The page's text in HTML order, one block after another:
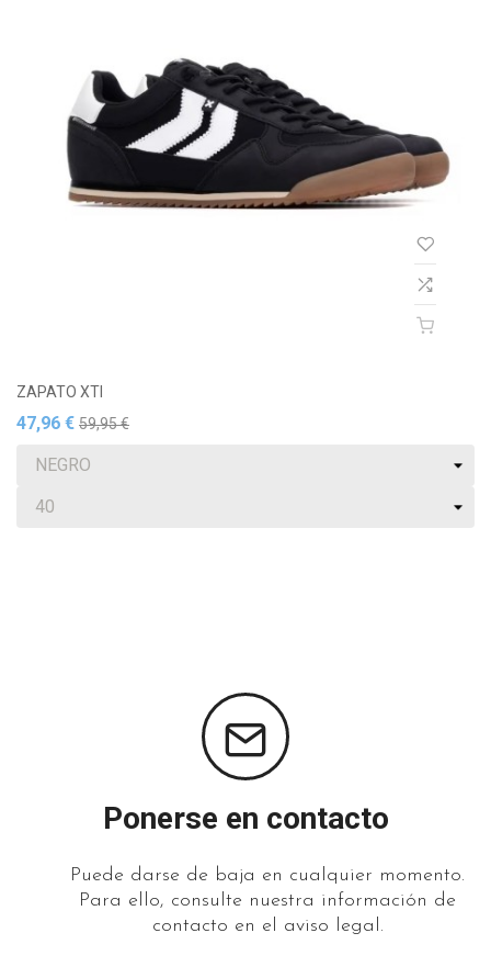
ZAPATO XTI
47,96 € 59,95 €
Ponerse en contacto
Puede darse de baja en cualquier momento.
Para ello, consulte nuestra información de
contacto en el aviso legal.